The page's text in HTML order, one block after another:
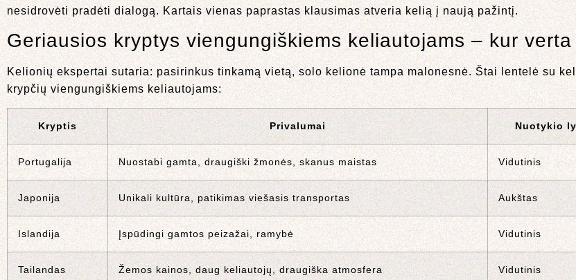
nesidrovėti pradėti dialogą. Kartais vienas paprastas klausimas atveria kelią į naują pažintį.
Geriausios kryptys viengungiškiems keliautojams – kur
Kelionių ekspertai sutaria: pasirinkus tinkamą vietą, solo kelionė tampa malonesnė. Štai lentelė su
krypčių viengungiškiems keliautojams:
Kryptis Privalumai Nuotykio
Portugalija Nuostabi gamta, draugiški žmonės, skanus maistas Vidutinis
Japonija Unikali kultūra, patikimas viešasis transportas Aukštas
Islandija Įspūdingi gamtos peizažai, ramybė Vidutinis
Tailandas Žemos kainos, daug keliautojų, draugiška atmosfera Vidutinis